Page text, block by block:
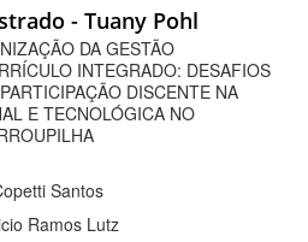
- Tuany Pohl
DA GESTÃO
INTEGRADO: DESAFIOS
DISCENTE NA
E TECNOLÓGICA NO
Santos
Ramos Lutz